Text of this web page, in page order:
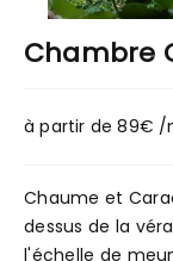
Chambre
à partir de 89€ /
Chaume et
dessus de la
l'échelle de